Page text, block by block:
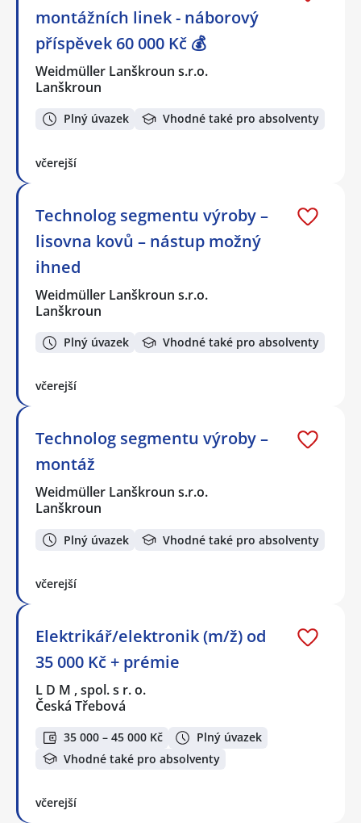
montážních linek - náborový
příspěvek 60 000 Kč 💰
Weidmüller Lanškroun s.r.o.
Lanškroun
Plný úvazek Vhodné také pro absolventy
včerejší
Technolog segmentu výroby –
lisovna kovů – nástup možný
ihned
Weidmüller Lanškroun s.r.o.
Lanškroun
Plný úvazek Vhodné také pro absolventy
včerejší
Technolog segmentu výroby –
montáž
Weidmüller Lanškroun s.r.o.
Lanškroun
Plný úvazek Vhodné také pro absolventy
včerejší
Elektrikář/elektronik (m/ž) od
35 000 Kč + prémie
L D M , spol. s r. o.
Česká Třebová
35 000 – 45 000 Kč
Plný úvazek
Vhodné také pro absolventy
včerejší